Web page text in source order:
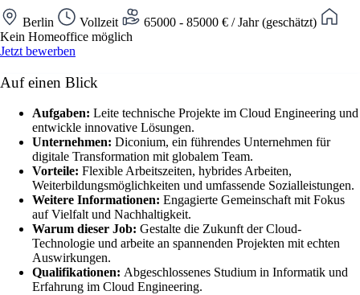
Berlin Vollzeit
65000 - 85000 € / Jahr (geschätzt)
Kein Homeoffice möglich
Jetzt bewerben
Auf einen Blick
Aufgaben: Leite technische Projekte im Cloud Engineering und
entwickle innovative Lösungen.
Unternehmen: Diconium, ein führendes Unternehmen für
digitale Transformation mit globalem Team.
Vorteile: Flexible Arbeitszeiten, hybrides Arbeiten,
Weiterbildungsmöglichkeiten und umfassende Sozialleistungen.
Weitere Informationen: Engagierte Gemeinschaft mit Fokus
auf Vielfalt und Nachhaltigkeit.
Warum dieser Job: Gestalte die Zukunft der Cloud-
Technologie und arbeite an spannenden Projekten mit echten
Auswirkungen.
Qualifikationen: Abgeschlossenes Studium in Informatik und
Erfahrung im Cloud Engineering.